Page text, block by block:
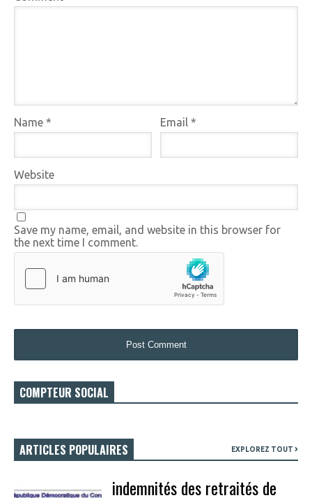
Name * Email*
Website
Save my name, email, and website in this browser for
the next time I comment.
COMPTEUR SOCIAL
ARTICLES POPULAIRES EXPLOREZ TOUT
indemnités des retraités de